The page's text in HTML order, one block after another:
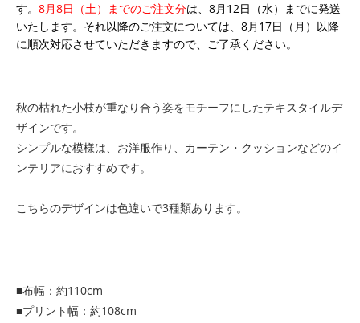
す。 8月8日（土）までのご注文分は、8月12日（水）までに発送
いたします。それ以降のご注文については、8月17日（月）以降
に順次対応させていただきますので、ご了承ください。
秋の枯れた小枝が重なり合う姿をモチーフにしたテキスタイルデ
ザインです。
シンプルな模様は、お洋服作り、カーテン・クッションなどのイ
ンテリアにおすすめです。
こちらのデザインは色違いで3種類あります。
■布幅：約110cm
■プリント幅：約108cm